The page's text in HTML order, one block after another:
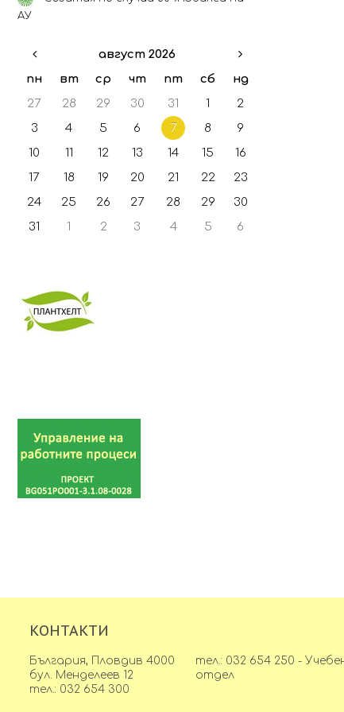
ГФО - 2023
ГФО - 2024
АУ
август 2026
пн
вт ср чт пт сб
нд
27
28 29 30 31 1
2
3
4 5 6 7 8
9
10
11 12 13 14 15
16
17
18 19 20 21 22
23
24
25 26 27 28 29
30
31
1 2 3 4 5 6
КОНТАКТИ
България, Пловдив 4000
бул. Менделеев 12
тел.: 032 654 300
тел.: 032 654 250 - Учебен
отдел